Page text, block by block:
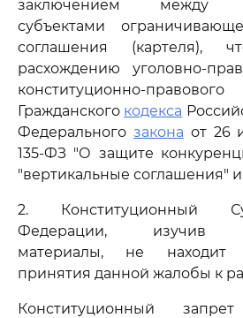
заключением между
субъектами
соглашения (картеля),
расхождению уголовно-
конституционно-
Гражданского кодекса
Федерального закона от 26
135-ФЗ "О защите
"вертикальные соглашения" и
2. Конституционный
Федерации, изучив
материалы, не находит
принятия данной жалобы к
Конституционный